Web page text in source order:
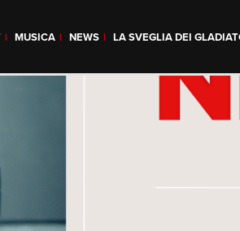
MUSICA NEWS LA SVEGLIA DEI